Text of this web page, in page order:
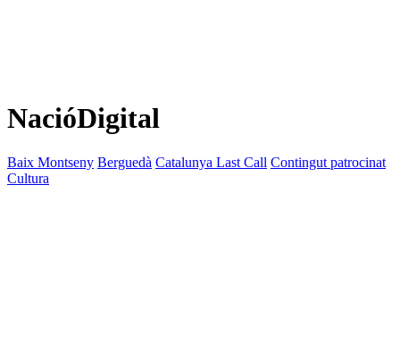
NacióDigital
Baix Montseny Berguedà Catalunya Last Call Contingut patrocinat
Cultura